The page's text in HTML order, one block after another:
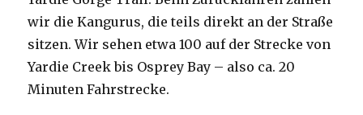
wir die Kangurus, die teils direkt an der Straße
sitzen. Wir sehen etwa 100 auf der Strecke von
Yardie Creek bis Osprey Bay – also ca. 20
Minuten Fahrstrecke.